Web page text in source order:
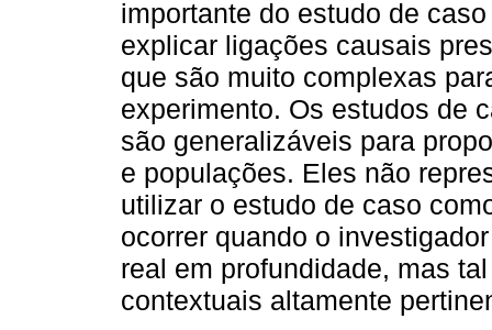
importante do estudo de
explicar ligações causais
que são muito complexas
experimento. Os estudos de
são generalizáveis para
e populações. Eles não
utilizar o estudo de caso
ocorrer quando o
real em profundidade, mas
contextuais altamente